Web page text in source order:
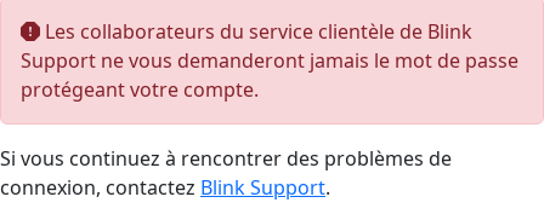
Les collaborateurs du service clientèle de Blink
Support ne vous demanderont jamais le mot de passe
protégeant votre compte.
Si vous continuez à rencontrer des problèmes de
connexion, contactez Blink Support.